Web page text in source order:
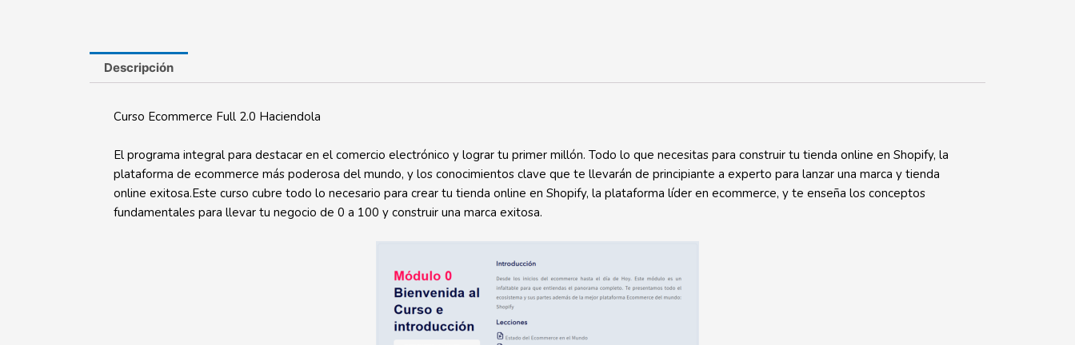
Descripción
Curso Ecommerce Full 2.0 Haciendola
El programa integral para destacar en el comercio electrónico y lograr tu primer millón. Todo lo que necesitas para construir tu tienda online en Shopify, la
plataforma de ecommerce más poderosa del mundo, y los conocimientos clave que te llevarán de principiante a experto para lanzar una marca y tienda
online exitosa.Este curso cubre todo lo necesario para crear tu tienda online en Shopify, la plataforma líder en ecommerce, y te enseña los conceptos
fundamentales para llevar tu negocio de 0 a 100 y construir una marca exitosa.